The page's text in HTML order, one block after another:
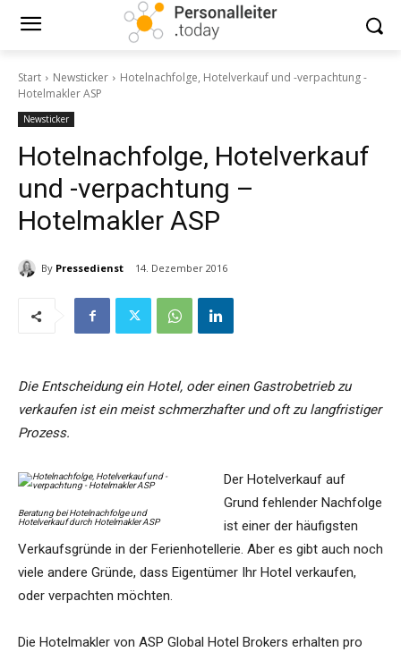
Start Newsticker
Hotelnachfolge, Hotelverkauf und -verpachtung -
Hotelmakler ASP
Newsticker
Hotelnachfolge, Hotelverkauf
und -verpachtung –
Hotelmakler ASP
By Pressedienst 14. Dezember 2016
Die Entscheidung ein Hotel, oder einen Gastrobetrieb zu
verkaufen ist ein meist schmerzhafter und oft zu langfristiger
Prozess.
Beratung bei Hotelnachfolge und
Hotelverkauf durch Hotelmakler ASP
Der Hotelverkauf auf
Grund fehlender Nachfolge
ist einer der häufigsten
Verkaufsgründe in der Ferienhotellerie. Aber es gibt auch noch
viele andere Gründe, dass Eigentümer Ihr Hotel verkaufen,
oder verpachten möchten.
Die Hotelmakler von ASP Global Hotel Brokers erhalten pro